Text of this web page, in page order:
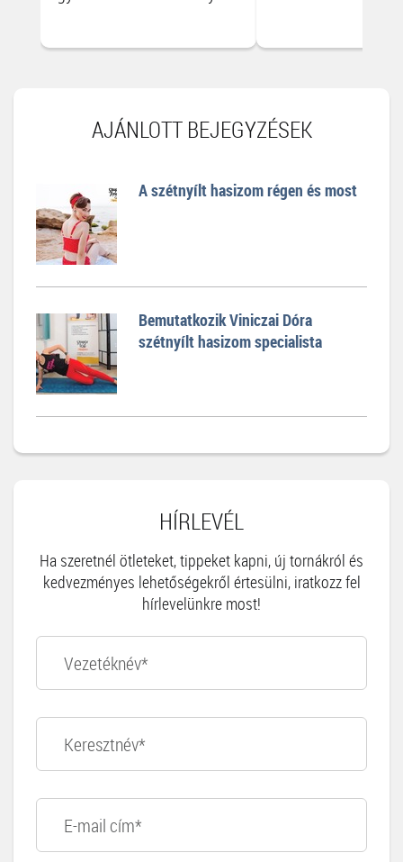
AJÁNLOTT BEJEGYZÉSEK
A szétnyílt hasizom régen és most
Bemutatkozik Viniczai Dóra
szétnyílt hasizom specialista
HÍRLEVÉL
Ha szeretnél ötleteket, tippeket kapni, új tornákról és
kedvezményes lehetőségekről értesülni, iratkozz fel
hírlevelünkre most!